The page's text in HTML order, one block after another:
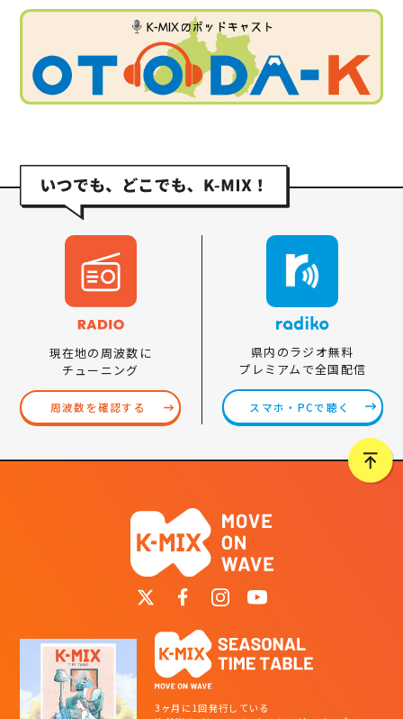
現在地の周波数に
チューニング
周波数を確認する
県内のラジオ無料
プレミアムで全国配信
スマホ・PCで聴く
3ヶ月に1回発行している